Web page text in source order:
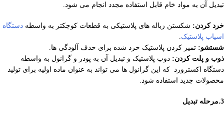
تبدیل آن به مواد خام قابل استفاده مجدد انجام می شود.
خرد کردن: شکستن زباله های پلاستیکی به قطعات کوچکتر به واسطه دستگاه
اسیاب پلاستیک
شستشو: تمیز کردن پلاستیک خرد شده برای حذف آلودگی ها.
ذوب و پلت کردن: ذوب پلاستیک و تبدیل آن به پودر و گرانول به واسطه
دستگاه اکسترورد که این گرانول ها می تواند به عنوان ماده اولیه برای تولید
محصولات جدید استفاده شود.
3.مرحله تبدیل